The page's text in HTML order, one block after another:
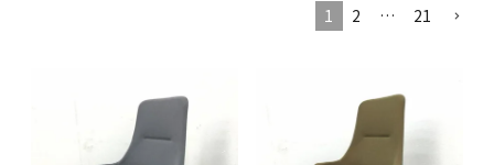
1
2 … 21